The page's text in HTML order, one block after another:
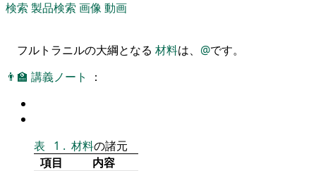
検索 製品検索 画像動画
フルトラニルの大綱となる 材料は、 @です。
👨‍🏫 講義ノート ：
表 1 . 材料の諸元
項目
内容